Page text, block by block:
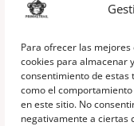
Para ofrecer las
cookies para almacenar
consentimiento de
como el
en este sitio. No
negativamente a ciertas